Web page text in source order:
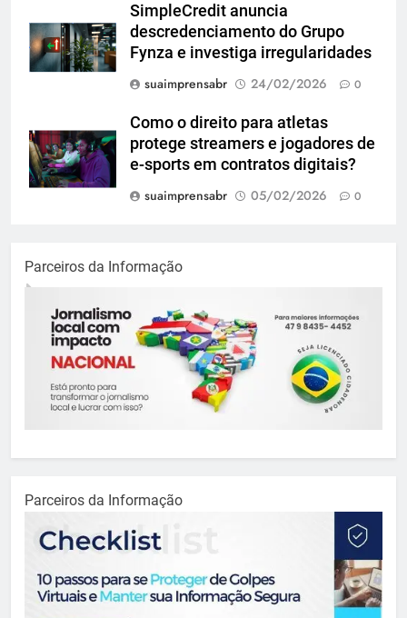
SimpleCredit anuncia
descredenciamento do Grupo
Fynza e investiga irregularidades
suaimprensabr
24/02/2026 0
Como o direito para atletas
protege streamers e jogadores de
e-sports em contratos digitais?
suaimprensabr
05/02/2026 0
Parceiros da Informação
Parceiros da Informação